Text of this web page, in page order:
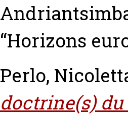
“Horizons
Perlo,
doctrine(s)